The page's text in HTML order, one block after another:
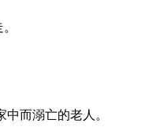
而溺亡的老人。